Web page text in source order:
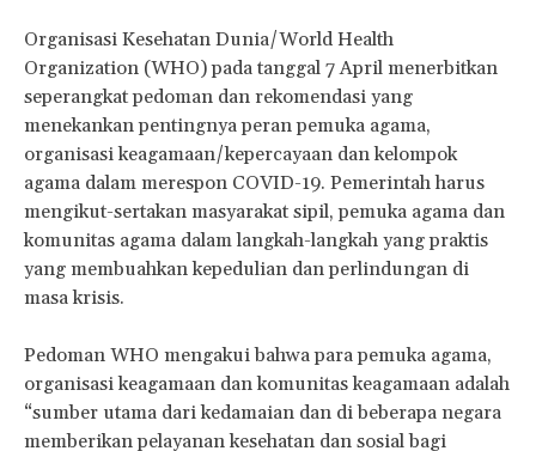
Organisasi Kesehatan Dunia/World Health
Organization (WHO) pada tanggal 7 April menerbitkan
seperangkat pedoman dan rekomendasi yang
menekankan pentingnya peran pemuka agama,
organisasi keagamaan/kepercayaan dan kelompok
agama dalam merespon COVID-19. Pemerintah harus
mengikut-sertakan masyarakat sipil, pemuka agama dan
komunitas agama dalam langkah-langkah yang praktis
yang membuahkan kepedulian dan perlindungan di
masa krisis.
Pedoman WHO mengakui bahwa para pemuka agama,
organisasi keagamaan dan komunitas keagamaan adalah
“sumber utama dari kedamaian dan di beberapa negara
memberikan pelayanan kesehatan dan sosial bagi